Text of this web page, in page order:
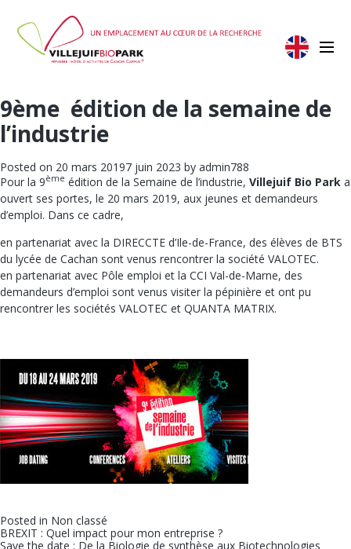
9ème édition de la semaine de
l’industrie
Posted on 20 mars 20197 juin 2023 by admin788
Pour la 9ème édition de la Semaine de l’industrie, Villejuif Bio Park a
ouvert ses portes, le 20 mars 2019, aux jeunes et demandeurs
d’emploi. Dans ce cadre,
en partenariat avec la DIRECCTE d’Ile-de-France, des élèves de BTS
du lycée de Cachan sont venus rencontrer la société VALOTEC.
en partenariat avec Pôle emploi et la CCI Val-de-Marne, des
demandeurs d’emploi sont venus visiter la pépinière et ont pu
rencontrer les sociétés VALOTEC et QUANTA MATRIX.
Posted in Non classé
Navigation
BREXIT : Quel impact pour mon entreprise ?
Save the date : De la Biologie de synthèse aux Biotechnologies